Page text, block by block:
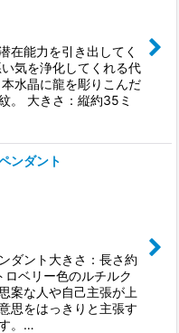
在能力を引き出してく
気を浄化してくれる代
水晶に龍を彫りこんだ
。 大きさ：縦約35ミ
ンダント
ダント大きさ：長さ約
ベリー色のルチルク
案な人や自己主張が上
思をはっきりと主張す
。…